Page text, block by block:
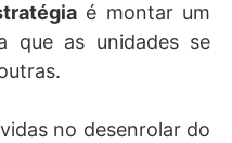
é montar um
que as unidades se
no desenrolar do